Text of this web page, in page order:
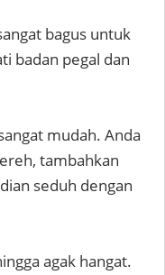
bagus untuk
badan pegal dan
mudah. Anda
tambahkan
seduh dengan
agak hangat.